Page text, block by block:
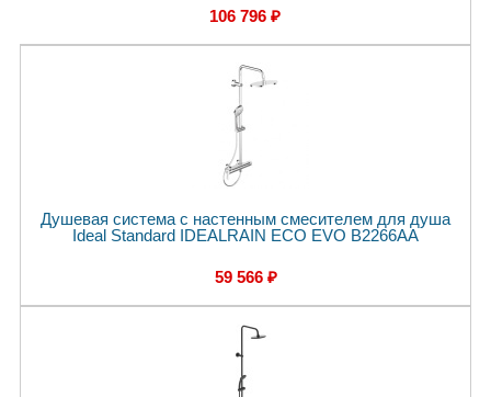
106 796 ₽
Душевая система с настенным смесителем для душа
Ideal Standard IDEALRAIN ECO EVO B2266AA
59 566 ₽